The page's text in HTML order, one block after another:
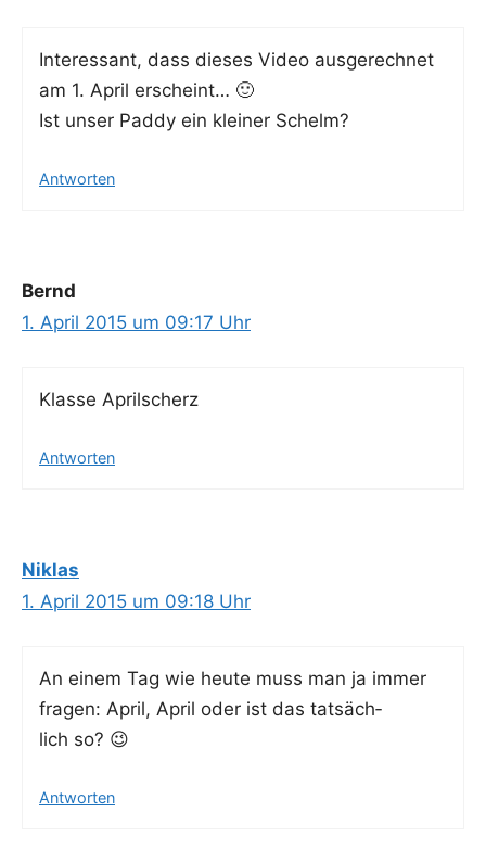
Inter­es­sant, dass die­ses Video aus­ge­rech­net
am 1. April erscheint… 🙂
Ist unser Pad­dy ein klei­ner Schelm?
Antworten
Bernd
1. April 2015 um 09:17 Uhr
Klas­se Aprilscherz
Antworten
Niklas
1. April 2015 um 09:18 Uhr
An einem Tag wie heu­te muss man ja immer
fra­gen: April, April oder ist das tat­säch­
lich so? 😉
Antworten